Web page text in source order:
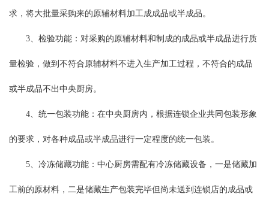
求，将大批量采购来的原辅材料加工成成品或半成品。
3、检验功能：对采购的原辅材料和制成的成品或半成品进行质
量检验，做到不符合原辅材料不进入生产加工过程，不符合的成品
或半成品不出中央厨房。
4、统一包装功能：在中央厨房内，根据连锁企业共同包装形象
的要求，对各种成品或半成品进行一定程度的统一包装。
5、冷冻储藏功能：中心厨房需配有冷冻储藏设备，一是储藏加
工前的原材料，二是储藏生产包装完毕但尚未送到连锁店的成品或